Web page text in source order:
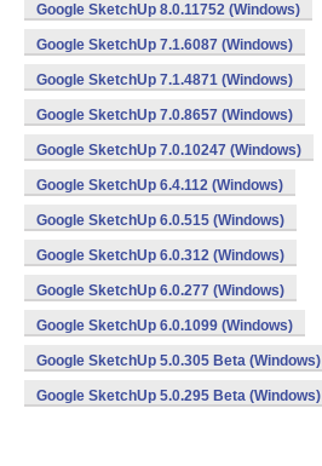
Google SketchUp 8.0.11752 (Windows)
Google SketchUp 7.1.6087 (Windows)
Google SketchUp 7.1.4871 (Windows)
Google SketchUp 7.0.8657 (Windows)
Google SketchUp 7.0.10247 (Windows)
Google SketchUp 6.4.112 (Windows)
Google SketchUp 6.0.515 (Windows)
Google SketchUp 6.0.312 (Windows)
Google SketchUp 6.0.277 (Windows)
Google SketchUp 6.0.1099 (Windows)
Google SketchUp 5.0.305 Beta (Windows)
Google SketchUp 5.0.295 Beta (Windows)